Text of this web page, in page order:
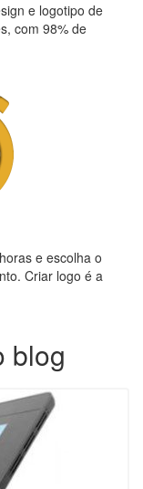
e logotipo de
com 98% de
e escolha o
Criar logo é a
blog